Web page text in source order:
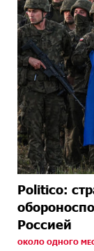
Politico:
Россией
ОКОЛО ОДНОГО